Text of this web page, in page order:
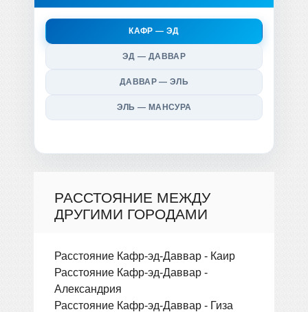
КАФР — ЭД
ЭД — ДАВВАР
ДАВВАР — ЭЛЬ
ЭЛЬ — МАНСУРА
РАССТОЯНИЕ МЕЖДУ
ДРУГИМИ ГОРОДАМИ
Расстояние Кафр-эд-Даввар - Каир
Расстояние Кафр-эд-Даввар -
Александрия
Расстояние Кафр-эд-Даввар - Гиза